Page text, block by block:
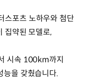
스포츠 노하우와 첨단
집약된 모델로,
시속 100km까지
을 갖췄습니다.